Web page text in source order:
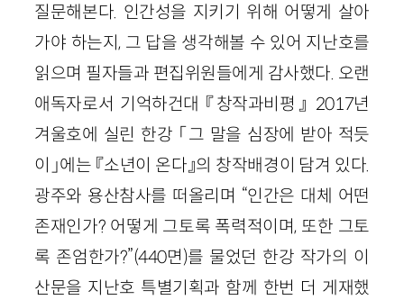
질문해본다. 인간성을 지키기 위해 어떻게 살아
가야 하는지, 그 답을 생각해볼 수 있어 지난호를
읽으며 필자들과 편집위원들에게 감사했다. 오랜
애독자로서 기억하건대 『창작과비평』 2017년
겨울호에 실린 한강 「그 말을 심장에 받아 적듯
이」에는 『소년이 온다』의 창작배경이 담겨 있다.
광주와 용산참사를 떠올리며 “인간은 대체 어떤
존재인가? 어떻게 그토록 폭력적이며, 또한 그토
록 존엄한가?”(440면)를 물었던 한강 작가의 이
산문을 지난호 특별기획과 함께 한번 더 게재했